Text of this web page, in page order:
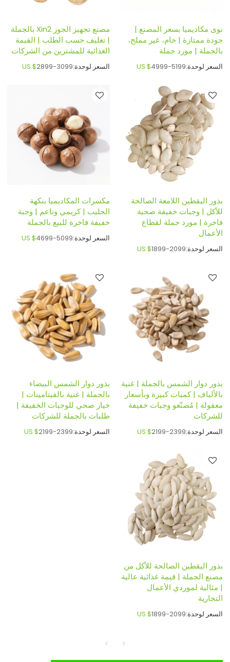
نوى مكاديميا بسعر المصنع |
جودة ممتازة | خام، غير مملح،
بالجملة | مورد جملة
السعر لوحدة: US $4999-5199
مصنع تجهيز الجوز Xin2 بالجملة
| تغليف حسب الطلب | القيمة
الغذائية للمشترين من الشركات
السعر لوحدة: US $2899-3099
بذور اليقطين اللامعة الصالحة
للأكل | وجبات خفيفة صحية
فاخرة | مورد جملة لقطاع
الأعمال
السعر لوحدة: US $1899-2099
مكسرات المكاديميا بنكهة
الحليب | كريمي وناعم | وجبة
خفيفة فاخرة للبيع بالجملة
السعر لوحدة: US $4699-5099
بذور دوار الشمس بالجملة | غنية
بالألياف | كميات كبيرة وبأسعار
معقولة | مُصنّعو وجبات خفيفة
للشركات
السعر لوحدة: US $2199-2399
بذور دوار الشمس البيضاء
بالجملة | غنية بالفيتامينات |
خيار صحي للوجبات الخفيفة |
طلبات بالجملة للشركات
السعر لوحدة: US $2199-2399
بذور اليقطين الصالحة للأكل من
مصنع الجملة | قيمة غذائية عالية
| مثالية لموردي الأعمال
التجارية
السعر لوحدة: US $1899-2099